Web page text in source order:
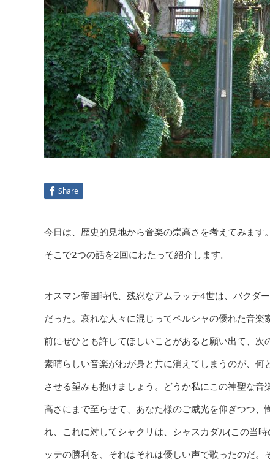
Share
今日は、歴史的見地から音楽の崇高さを考えてみます。
そこで2つの話を2回にわたって紹介します。
オスマン帝国時代、残忍なアムラッテ4世は、バクダ
だった。哀れな人々に混じってペルシャの優れた音
前にぜひとも許してほしいことがあると願い出て、
素晴らしい音楽がわが身と共に消えてしまうのが、
させる望みも抱けましょう。どうか私にこの神聖な
高さにまで至らせて、あなた様のご威光を仰ぎつつ
れ、これに対してシャクリは、シャスカダル(この当
ッテの勝利を、それはそれは優しい声で歌ったのだ